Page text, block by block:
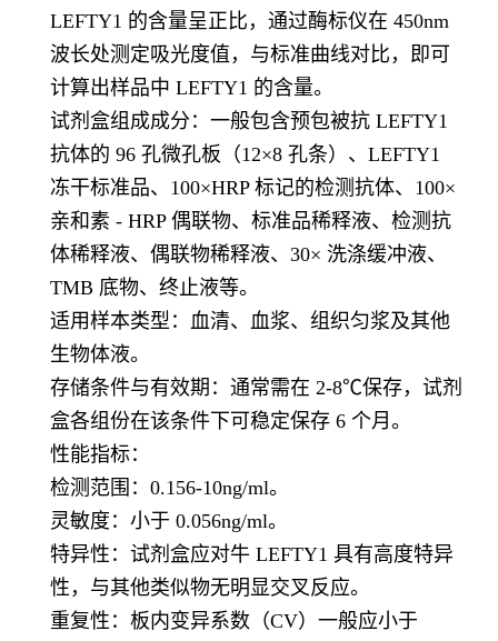
LEFTY1 的含量呈正比，通过酶标仪在 450nm
波长处测定吸光度值，与标准曲线对比，即可
计算出样品中 LEFTY1 的含量。
试剂盒组成成分：一般包含预包被抗 LEFTY1
抗体的 96 孔微孔板（12×8 孔条）、LEFTY1
冻干标准品、100×HRP 标记的检测抗体、100×
亲和素 - HRP 偶联物、标准品稀释液、检测抗
体稀释液、偶联物稀释液、30× 洗涤缓冲液、
TMB 底物、终止液等。
适用样本类型：血清、血浆、组织匀浆及其他
生物体液。
存储条件与有效期：通常需在 2-8℃保存，试剂
盒各组份在该条件下可稳定保存 6 个月。
性能指标：
检测范围：0.156-10ng/ml。
灵敏度：小于 0.056ng/ml。
特异性：试剂盒应对牛 LEFTY1 具有高度特异
性，与其他类似物无明显交叉反应。
重复性：板内变异系数（CV）一般应小于